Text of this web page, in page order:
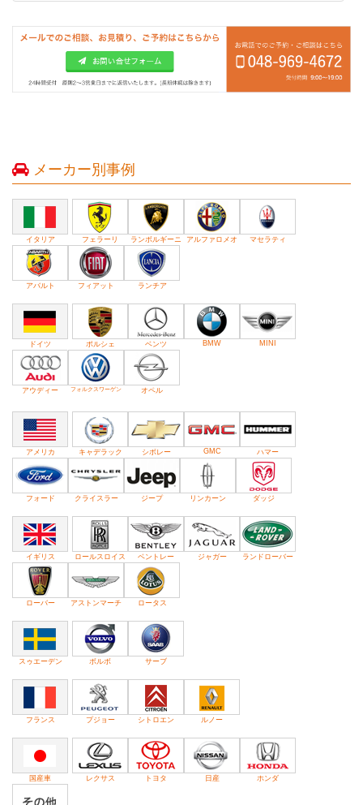
メーカー別事例
イタリア フェラーリ ランボルギーニ アルファロメオ マセラティ
アバルト フィアット ランチア
ドイツ ポルシェ ベンツ BMW MINI
アウディー フォルクスワーゲン オペル
アメリカ キャデラック シボレー GMC ハマー
フォード クライスラー ジープ リンカーン ダッジ
イギリス ロールスロイス ベントレー ジャガー ランドローバー
ローバー アストンマーチ ロータス
スゥエーデン ボルボ サーブ
フランス プジョー シトロエン ルノー
国産車 レクサス トヨタ 日産 ホンダ